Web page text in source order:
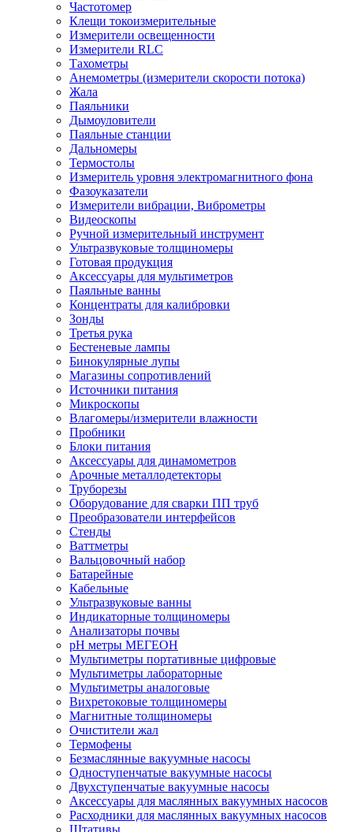
Частотомер
Клещи токоизмерительные
Измерители освещенности
Измерители RLC
Тахометры
Анемометры (измерители скорости потока)
Жала
Паяльники
Дымоуловители
Паяльные станции
Дальномеры
Термостолы
Измеритель уровня электромагнитного фона
Фазоуказатели
Измерители вибрации, Виброметры
Видеоскопы
Ручной измерительный инструмент
Ультразвуковые толщиномеры
Готовая продукция
Аксессуары для мультиметров
Паяльные ванны
Концентраты для калибровки
Зонды
Третья рука
Бестеневые лампы
Бинокулярные лупы
Магазины сопротивлений
Источники питания
Микроскопы
Влагомеры/измерители влажности
Пробники
Блоки питания
Аксессуары для динамометров
Арочные металлодетекторы
Труборезы
Оборудование для сварки ПП труб
Преобразователи интерфейсов
Стенды
Ваттметры
Вальцовочный набор
Батарейные
Кабельные
Ультразвуковые ванны
Индикаторные толщиномеры
Анализаторы почвы
рН метры МЕГЕОН
Мультиметры портативные цифровые
Мультиметры лабораторные
Мультиметры аналоговые
Вихретоковые толщиномеры
Магнитные толщиномеры
Очистители жал
Термофены
Безмаслянные вакуумные насосы
Одноступенчатые вакуумные насосы
Двухступенчатые вакуумные насосы
Аксессуары для маслянных вакуумных насосов
Расходники для маслянных вакуумных насосов
Штативы